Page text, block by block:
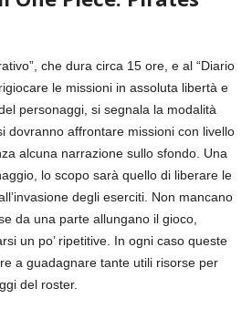
che dura circa 15 ore, e al “Diario
le missioni in assoluta libertà e
personaggi, si segnala la modalità
dovranno affrontare missioni con livello
alcuna narrazione sullo sfondo. Una
lo scopo sarà quello di liberare le
degli eserciti. Non mancano
da una parte allungano il gioco,
un po’ ripetitive. In ogni caso queste
a guadagnare tante utili risorse per
del roster.